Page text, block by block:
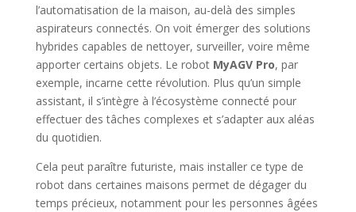
l’automatisation de la maison, au-delà des simples
aspirateurs connectés. On voit émerger des solutions
hybrides capables de nettoyer, surveiller, voire même
apporter certains objets. Le robot MyAGV Pro, par
exemple, incarne cette révolution. Plus qu’un simple
assistant, il s’intègre à l’écosystème connecté pour
effectuer des tâches complexes et s’adapter aux aléas
du quotidien.
Cela peut paraître futuriste, mais installer ce type de
robot dans certaines maisons permet de dégager du
temps précieux, notamment pour les personnes âgées